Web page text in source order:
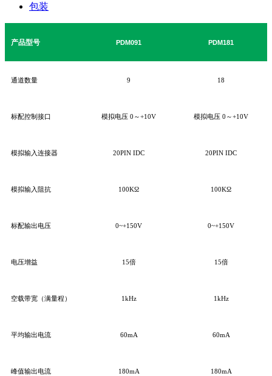
包装
产品型号 PDM091 PDM181
通道数量 9 18
标配控制接口 模拟电压 0～+10V 模拟电压 0～+10V
模拟输入连接器 20PIN IDC 20PIN IDC
模拟输入阻抗 100KΩ 100KΩ
标配输出电压 0~+150V 0~+150V
电压增益 15倍 15倍
空载带宽（满量程） 1kHz 1kHz
平均输出电流 60mA 60mA
峰值输出电流 180mA 180mA